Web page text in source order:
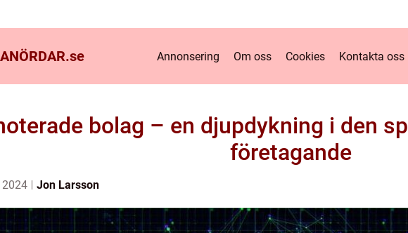
se Annonsering Om oss Cookies Kontakta oss
bolag – en djupdykning i den
företagande
Jon Larsson